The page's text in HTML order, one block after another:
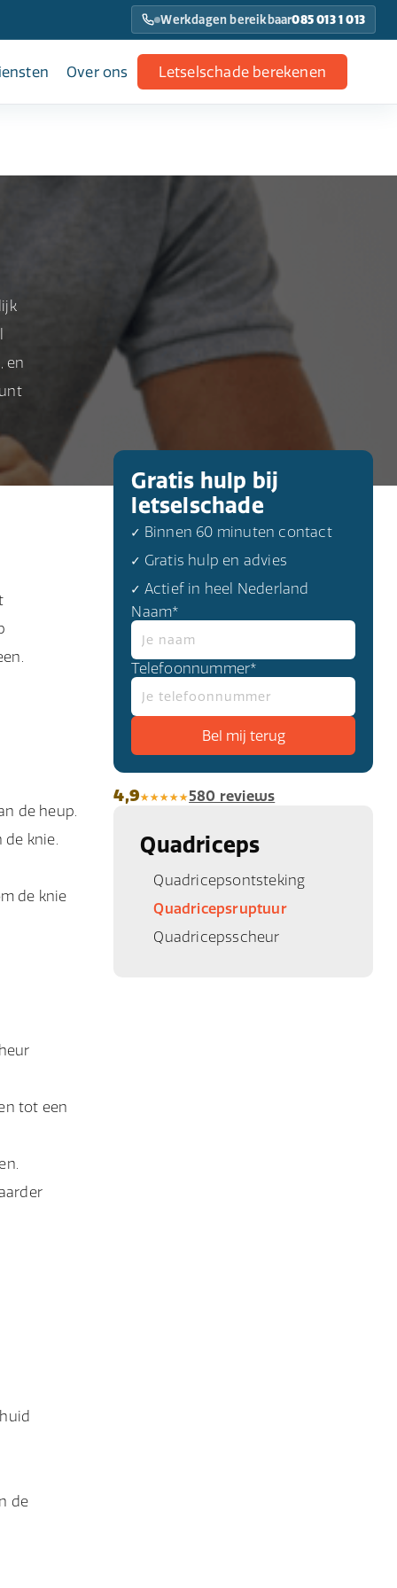
Werkdagen bereikbaar085 013 1 013
Over ons Letselschade berekenen
en
de heup.
de knie.
de knie
tot een
de
Gratis hulp bij
letselschade
✓ Binnen 60 minuten contact
✓ Gratis hulp en advies
✓ Actief in heel Nederland
Naam*
Telefoonnummer*
4,9 580 reviews
Quadriceps
Quadricepsontsteking
Quadricepsruptuur
Quadricepsscheur